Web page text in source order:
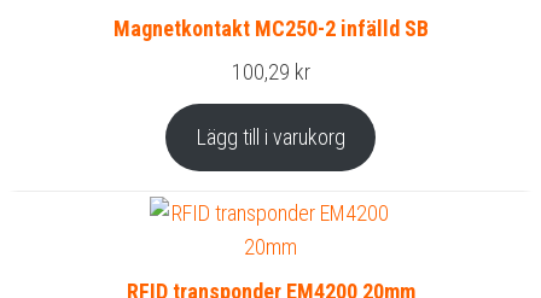
Magnetkontakt MC250-2 infälld SB
100,29 kr
Lägg till i varukorg
RFID transponder EM4200 20mm